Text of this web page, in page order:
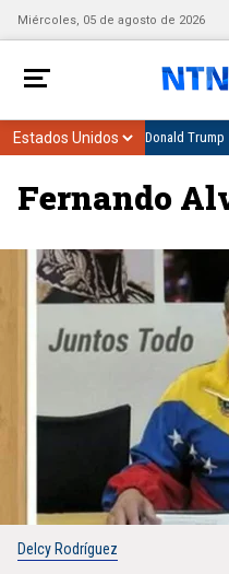
Miércoles, 05 de agosto de 2026
Donald Trump
Fernando
Delcy Rodríguez